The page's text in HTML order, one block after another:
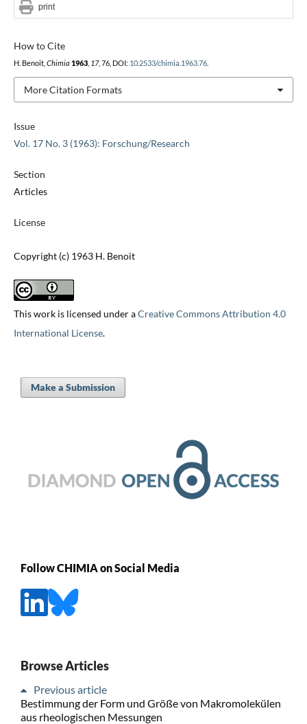
Issue
Vol. 17 No. 3 (1963): Forschung/Research
Section
Articles
License
Copyright (c) 1963 H. Benoit
This work is licensed under aCreative Commons Attribution 4.0
International License.
How to Cite
H. Benoit, Chimia 1963, 17, 76, DOI: 10.2533/chimia.1963.76.
More Citation Formats
print
Make a Submission
Follow CHIMIA on Social Media
Browse Articles
Previous article
Bestimmung der Form und Größe von Makromolekülen
aus rheologischen Messungen